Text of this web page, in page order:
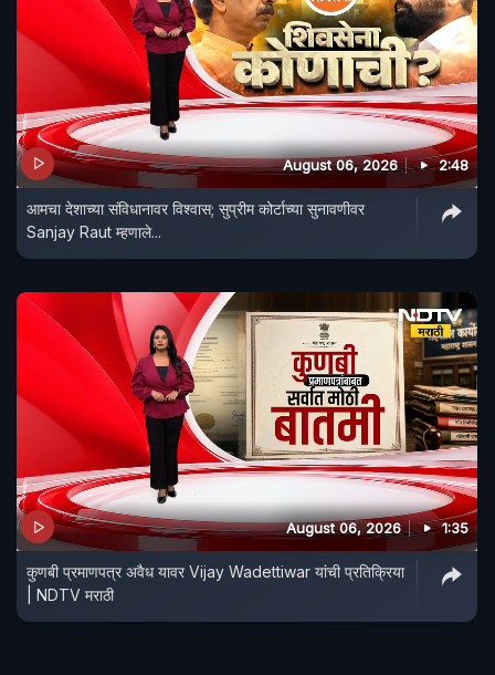
August 06, 2026 2:48
आमचा देशाच्या संविधानावर विश्वास; सुप्रीम कोर्टाच्या सुनावणीवर
Sanjay Raut म्हणाले...
August 06, 2026 1:35
कुणबी प्रमाणपत्र अवैध यावर Vijay Wadettiwar यांची प्रतिक्रिया
| NDTV मराठी